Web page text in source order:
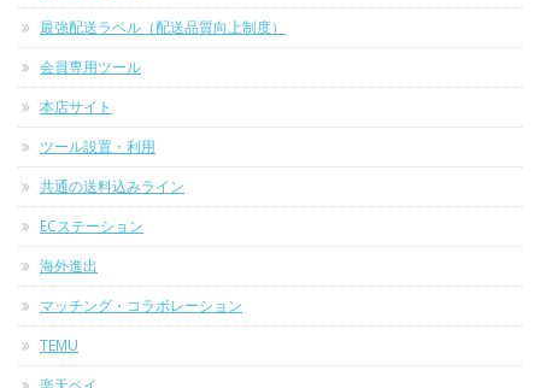
最強配送ラベル（配送品質向上制度）
会員専用ツール
本店サイト
ツール設置・利用
共通の送料込みライン
ECステーション
海外進出
マッチング・コラボレーション
TEMU